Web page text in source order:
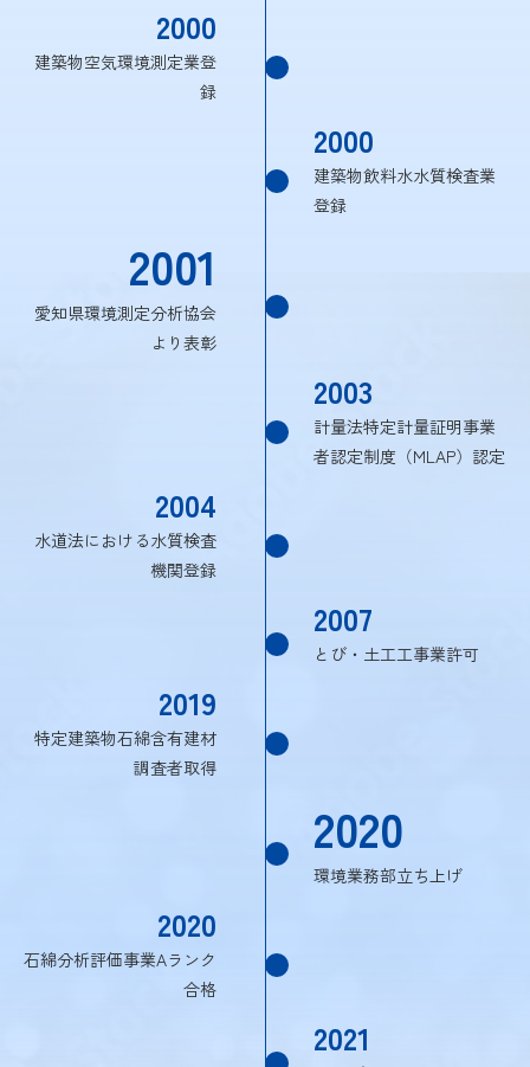
2000
建築物空気環境測定業登
録
2000
建築物飲料水水質検査業
登録
2001
愛知県環境測定分析協会
より表彰
2003
計量法特定計量証明事業
者認定制度（MLAP）認定
2004
水道法における水質検査
機関登録
2007
とび・土工工事業許可
2019
特定建築物石綿含有建材
調査者取得
2020
環境業務部立ち上げ
2020
石綿分析評価事業Aランク
合格
2021